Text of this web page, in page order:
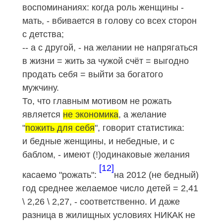
воспоминаниях: когда роль женщины -
мать, - вбивается в голову со всех сторон
с детства;
-- а с другой, - на желании не напрягаться
в жизни = жить за чужой счёт = выгодно
продать себя = выйти за богатого
мужчину.
То, что главным мотивом не рожать
является не экономика, а желание
"пожить для себя", говорит статистика:
и бедные женщины, и небедные, и с
баблом, - имеют (!)одинаковые желания
касаемо "рожать":
[12]
на 2012 (не бедный)
год среднее желаемое число детей = 2,41
\ 2,26 \ 2,27, - соответственно. И даже
разница в жилищных условиях НИКАК не